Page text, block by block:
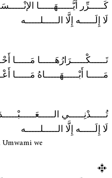
كَـــــرِّر أَيُّـــــهَـــــا
لَا إِلَـــــه إِلَّا الـــــلـــــه
تَـــــكْـــــرَارُهَـــــا مَـــــا
مَـــــا أَبْـــــهَـــــاهُ مَـــــا
تُـــــدْنِـــــي
لَا إِلَـــــه إِلَّا الـــــلـــــه
we